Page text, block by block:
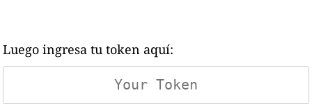
Luego ingresa tu token aquí: